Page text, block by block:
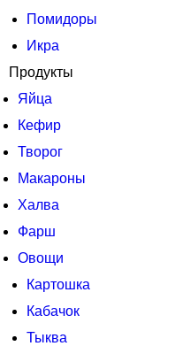
Помидоры
Икра
Продукты
Яйца
Кефир
Творог
Макароны
Халва
Фарш
Овощи
Картошка
Кабачок
Тыква